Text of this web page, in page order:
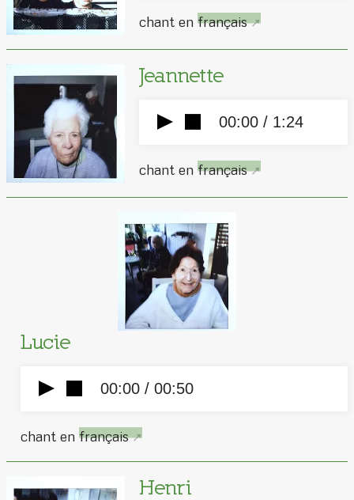
chant en français
Jeannette
00:00 / 1:24
chant en français
Lucie
00:00 / 00:50
chant en français
Henri